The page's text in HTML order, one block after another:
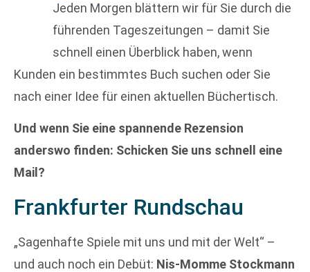
Jeden Morgen blättern wir für Sie durch die
führenden Tageszeitungen – damit Sie
schnell einen Überblick haben, wenn
Kunden ein bestimmtes Buch suchen oder Sie
nach einer Idee für einen aktuellen Büchertisch.
Und wenn Sie eine spannende Rezension
anderswo finden: Schicken Sie uns schnell eine
Mail?
Frankfurter Rundschau
„Sagenhafte Spiele mit uns und mit der Welt“ –
und auch noch ein Debüt: Nis-Momme Stockmann